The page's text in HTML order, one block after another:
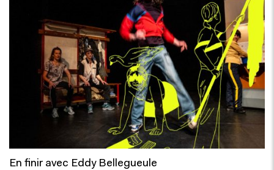
En finir avec Eddy Bellegueule